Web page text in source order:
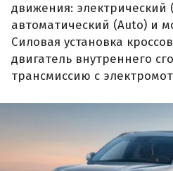
движения: электрический
автоматический (Auto) и
Силовая установка
двигатель внутреннего
трансмиссию с